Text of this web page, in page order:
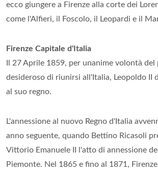
ecco giungere a Firenze alla corte dei
come l'Alfieri, il Foscolo, il Leopardi e il
Firenze Capitale d'Italia
Il 27 Aprile 1859, per unanime volontà del
desideroso di riunirsi all'Italia, Leopoldo II
al suo regno.
L'annessione al nuovo Regno d'Italia
anno seguente, quando Bettino Ricasoli
Vittorio Emanuele II l'atto di annessione
Piemonte. Nel 1865 e fino al 1871,